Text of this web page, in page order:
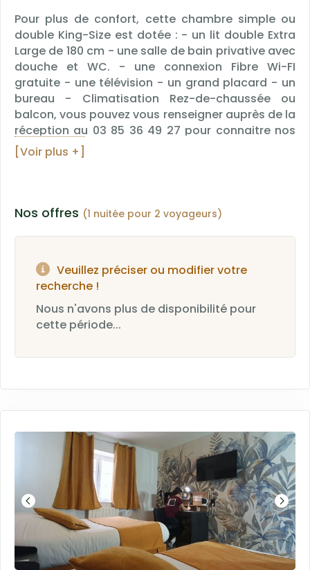
Pour plus de confort, cette chambre simple ou
double King-Size est dotée : - un lit double Extra
Large de 180 cm - une salle de bain privative avec
douche et WC. - une connexion Fibre Wi-FI
gratuite - une télévision - un grand placard - un
bureau - Climatisation Rez-de-chaussée ou
balcon, vous pouvez vous renseigner auprès de la
réception au 03 85 36 49 27 pour connaitre nos
disponibilités. *Photos non contractuelles,
correspond à la catégorie de "chambre double
[Voir plus +]
Nos offres (1 nuitée pour 2 voyageurs)
Veuillez préciser ou modifier votre
recherche !
Nous n'avons plus de disponibilité pour
cette période...